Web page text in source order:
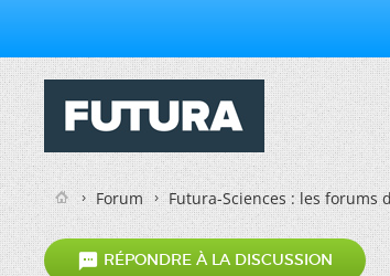
Forum Futura-Sciences : les forums
 RÉPONDRE À LA DISCUSSION